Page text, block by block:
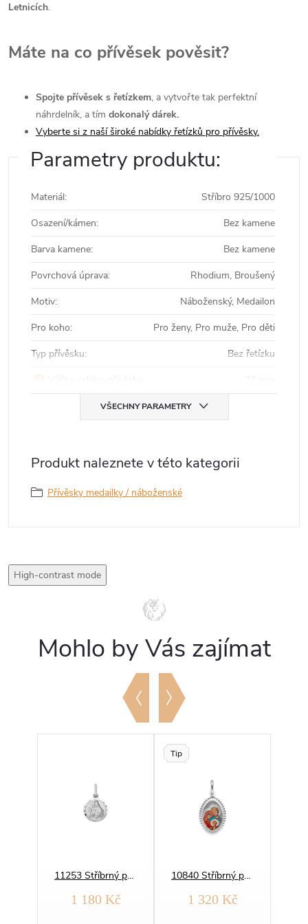
Letnicích.
Máte na co přívěsek pověsit?
Spojte přívěsek s řetízkem, a vytvořte tak perfektní
náhrdelník, a tím dokonalý dárek.
Vyberte si z naší široké nabídky řetízků pro přívěsky.
Parametry produktu:
Materiál:
Stříbro 925/1000
Osazení/kámen:
Bez kamene
Barva kamene:
Bez kamene
Povrchová úprava:
Rhodium, Broušený
Motiv:
Náboženský, Medailon
Pro koho:
Pro ženy, Pro muže, Pro děti
Typ přívěsku:
Bez řetízku
VŠECHNY PARAMETRY
Produkt naleznete v této kategorii
Přívěsky medailky / náboženské
High-contrast mode
Mohlo by Vás zajímat
11253 Stříbrný přívěsek ŠKAPULÍŘ medailon OBOUSTRANNÝ 12 mm
1 180 Kč
Tip
10840 Stříbrný přívěsek SVATÁ RODINA medailon
1 320 Kč